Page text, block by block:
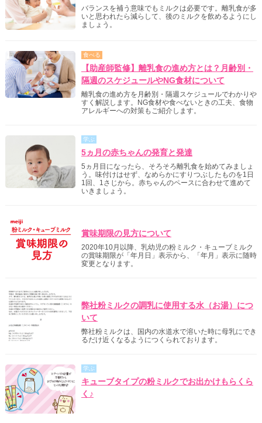
バランスを補う意味でもミルクは必要です。離乳食が多
いと思われたら減らして、後のミルクを飲めるようにし
ましょう。
食べる
【助産師監修】離乳食の進め方とは？月齢別・
隔週のスケジュールやNG食材について
離乳食の進め方を月齢別・隔週スケジュールでわかりや
すく解説します。NG食材や食べないときの工夫、食物
アレルギーへの対策もご紹介します。
学ぶ
5ヵ月の赤ちゃんの発育と発達
5ヵ月目になったら、そろそろ離乳食を始めてみましょ
う。味付けはせず、なめらかにすりつぶしたものを1日
1回、1さじから。赤ちゃんのペースに合わせて進めて
いきましょう。
賞味期限の見方について
2020年10月以降、乳幼児の粉ミルク・キューブミルク
の賞味期限が「年月日」表示から、「年月」表示に随時
変更となります。
弊社粉ミルクの調乳に使用する水（お湯）につ
いて
弊社粉ミルクは、国内の水道水で溶いた時に母乳にでき
るだけ近くなるようにつくられております。
学ぶ
キューブタイプの粉ミルクでお出かけもらくら
く♪